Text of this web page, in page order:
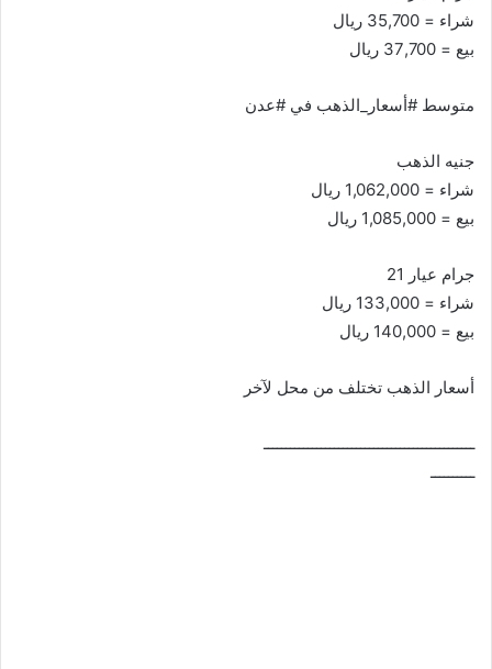
شراء = 35,700 ريال
بيع = 37,700 ريال
متوسط #أسعار_الذهب في #عدن
جنيه الذهب
شراء = 1,062,000 ريال
بيع = 1,085,000 ريال
جرام عيار 21
شراء = 133,000 ريال
بيع = 140,000 ريال
أسعار الذهب تختلف من محل لآخر
ــــــــــــــــــــــــــــــــــــــــــــــــ
ــــــــــ